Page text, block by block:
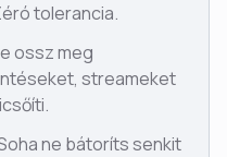
tolerancia.
ossz meg
streameket
ne bátoríts senkit